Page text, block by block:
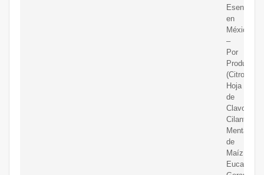
Esenciales
en
México
–
Por
Producto
(Citronela,
Hoja
de
Clavo,
Cilantro,
Menta
de
Maíz,
Eucalipto,